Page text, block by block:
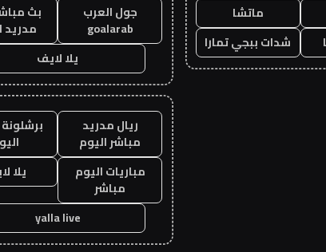
ماتشا
شدات ببجي تمارا
جول العرب
goalarab
بث
مدريد
يلا لايف
ريال مدريد
مباشر اليوم
مباريات اليوم
مباشر
يلا
yalla live